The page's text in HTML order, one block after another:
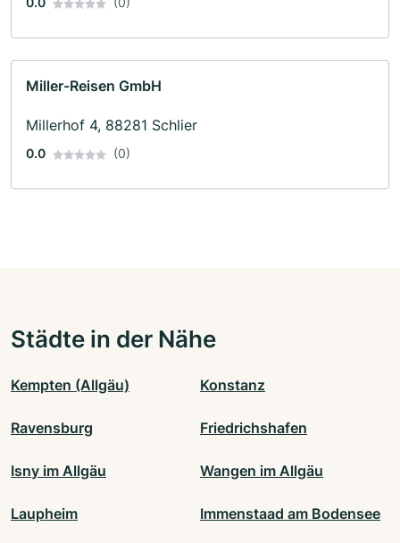
Miller-Reisen GmbH
Millerhof 4, 88281 Schlier
0.0 (0)
Städte in der Nähe
Kempten (Allgäu) Konstanz
Ravensburg Friedrichshafen
Isny im Allgäu Wangen im Allgäu
Laupheim Immenstaad am Bodensee